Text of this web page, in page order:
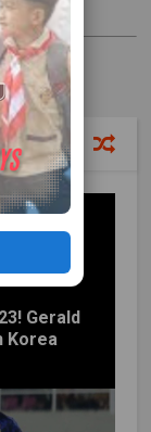
Gerald
Korea